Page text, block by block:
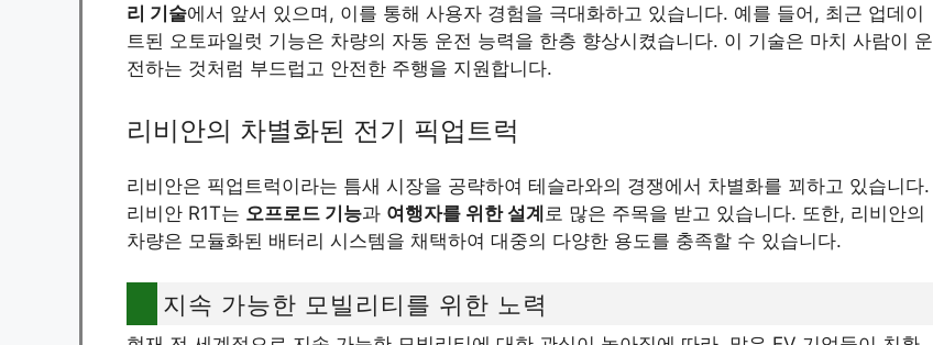
리 기술에서 앞서 있으며, 이를 통해 사용자 경험을 극대화하고 있습니다. 예를 들어, 최근 업데이
트된 오토파일럿 기능은 차량의 자동 운전 능력을 한층 향상시켰습니다. 이 기술은 마치 사람이 운
전하는 것처럼 부드럽고 안전한 주행을 지원합니다.
리비안의 차별화된 전기 픽업트럭
리비안은 픽업트럭이라는 틈새 시장을 공략하여 테슬라와의 경쟁에서 차별화를 꾀하고 있습니다.
리비안 R1T는 오프로드 기능과 여행자를 위한 설계 로 많은 주목을 받고 있습니다. 또한, 리비안의
차량은 모듈화된 배터리 시스템을 채택하여 대중의 다양한 용도를 충족할 수 있습니다.
지속 가능한 모빌리티를 위한 노력